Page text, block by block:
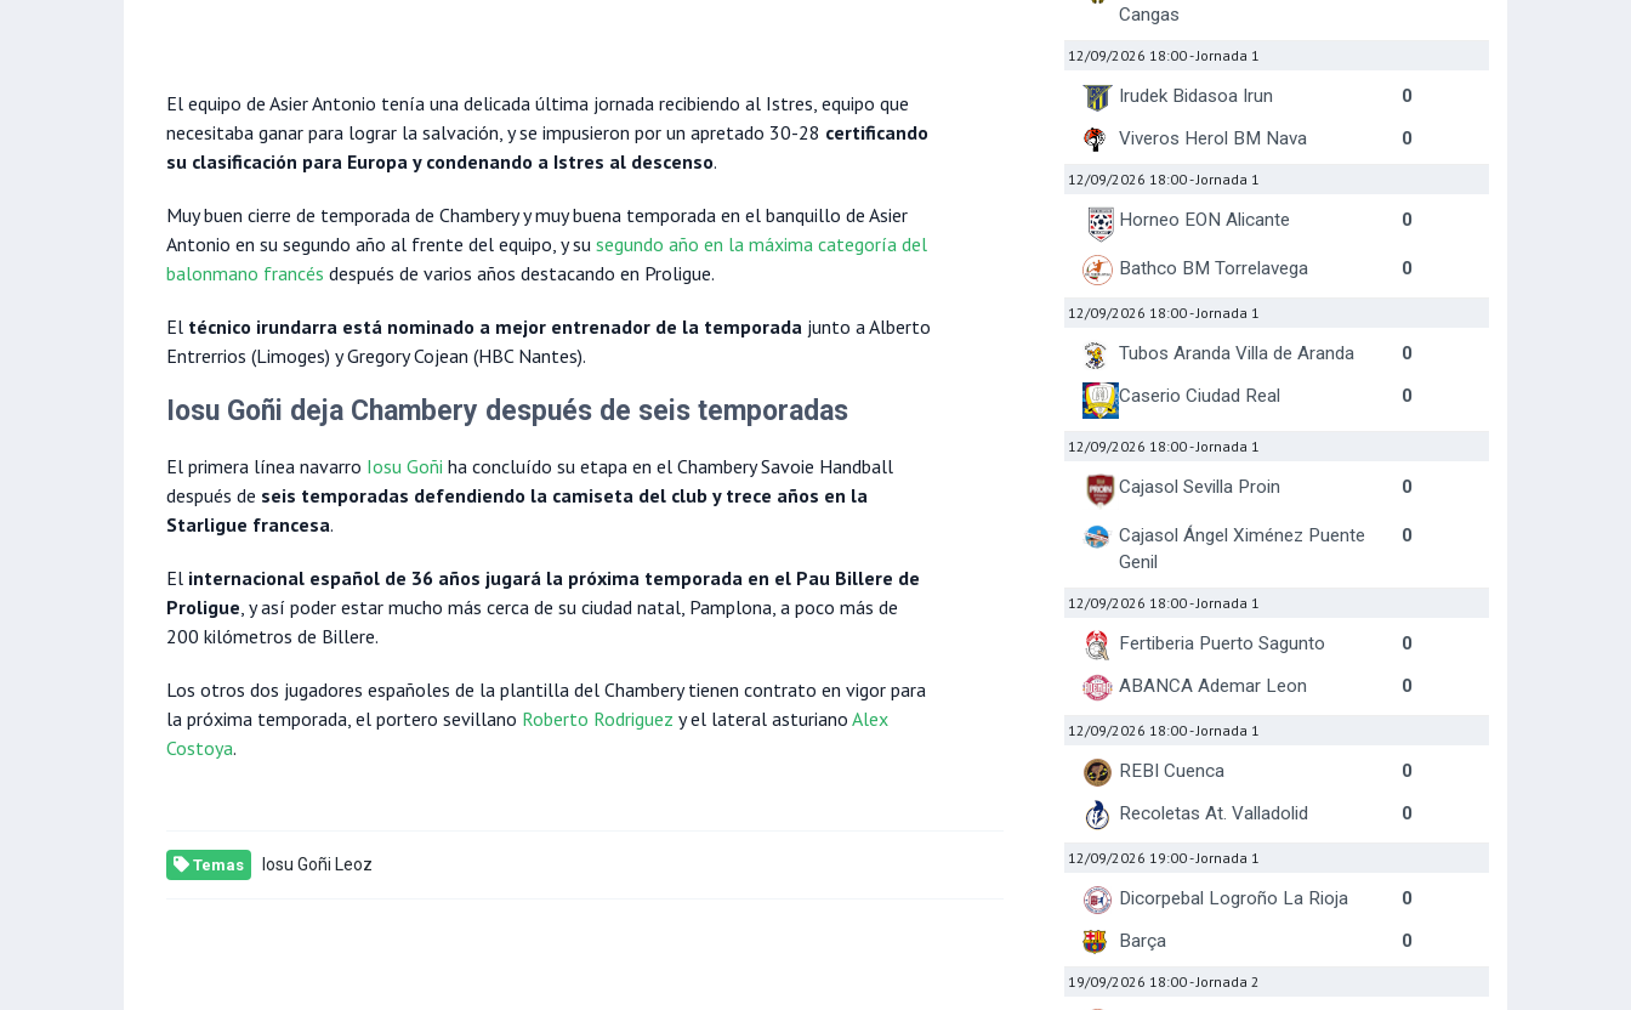
El equipo de Asier Antonio tenía una delicada última jornada recibiendo al Istres, equipo que
necesitaba ganar para lograr la salvación, y se impusieron por un apretado 30-28 certificando
su clasificación para Europa y condenando a Istres al descenso.
Muy buen cierre de temporada de Chambery y muy buena temporada en el banquillo de Asier
Antonio en su segundo año al frente del equipo, y su segundo año en la máxima categoría del
balonmano francés después de varios años destacando en Proligue.
El técnico irundarra está nominado a mejor entrenador de la temporada junto a Alberto
Entrerrios (Limoges) y Gregory Cojean (HBC Nantes).
Iosu Goñi deja Chambery después de seis temporadas
El primera línea navarro Iosu Goñi ha concluído su etapa en el Chambery Savoie Handball
después de seis temporadas defendiendo la camiseta del club y trece años en la
Starligue francesa.
El internacional español de 36 años jugará la próxima temporada en el Pau Billere de
Proligue , y así poder estar mucho más cerca de su ciudad natal, Pamplona, a poco más de
200 kilómetros de Billere.
Los otros dos jugadores españoles de la plantilla del Chambery tienen contrato en vigor para
la próxima temporada, el portero sevillano Roberto Rodriguez y el lateral asturiano Alex
Costoya.
Temas Iosu Goñi Leoz
Cangas
12/09/2026 18:00- Jornada 1
Irudek Bidasoa Irun
0
Viveros Herol BM Nava
0
12/09/2026 18:00- Jornada 1
Horneo EON Alicante 0
Bathco BM Torrelavega 0
12/09/2026 18:00- Jornada 1
Tubos Aranda Villa de Aranda
0
Caserio Ciudad Real
0
12/09/2026 18:00- Jornada 1
Cajasol Sevilla Proin 0
Cajasol Ángel Ximénez Puente
Genil
0
12/09/2026 18:00- Jornada 1
Fertiberia Puerto Sagunto
0
ABANCA Ademar Leon
0
12/09/2026 18:00- Jornada 1
REBI Cuenca
0
Recoletas At. Valladolid
0
12/09/2026 19:00- Jornada 1
Dicorpebal Logroño La Rioja
0
Barça
0
19/09/2026 18:00- Jornada 2